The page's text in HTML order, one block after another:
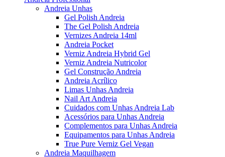
Andreia Unhas
Gel Polish Andreia
The Gel Polish Andreia
Vernizes Andreia 14ml
Andreia Pocket
Verniz Andreia Hybrid Gel
Verniz Andreia Nutricolor
Gel Construção Andreia
Andreia Acrílico
Limas Unhas Andreia
Nail Art Andreia
Cuidados com Unhas Andreia Lab
Acessórios para Unhas Andreia
Complementos para Unhas Andreia
Equipamentos para Unhas Andreia
True Pure Verniz Gel Vegan
Andreia Maquilhagem